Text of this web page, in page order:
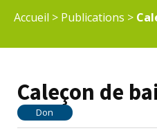
Accueil > Publications >
Caleçon de
Don